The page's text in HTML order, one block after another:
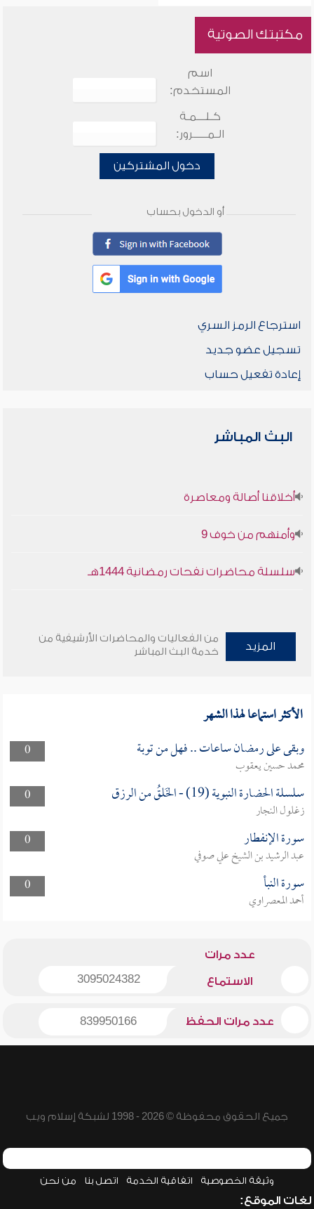
مكتبتك الصوتية
اسم
المستخدم:
كـلـــمـة
الـمـــــرور:
دخول المشتركين
أو الدخول بحساب
استرجاع الرمز السري
تسجيل عضو جديد
إعادة تفعيل حساب
البث المباشر
أخلاقنا أصالة ومعاصرة
وأمنهم من خوف 9
سلسلة محاضرات نفحات رمضانية 1444هـ
المزيد
من الفعاليات والمحاضرات الأرشيفية من
خدمة البث المباشر
الأكثر استماعا لهذا الشهر
0 وبقى على رمضان ساعات .. فهل من توبة
محمد حسين يعقوب
0
سلسلة الحضارة النبوية (19) - الخَلقُ من الرزق
زغلول النجار
0
سورة الإنفطار
عبد الرشيد بن الشيخ علي صوفي
0
سورة النبأ
أحمد المعصراوي
عدد مرات
الاستماع 3095024382
عدد مرات الحفظ 839950166
جميع الحقوق محفوظة © 2026 - 1998 لشبكة إسلام ويب
وثيقة الخصوصية اتفاقية الخدمة اتصل بنا من نحن
لغات الموقع: